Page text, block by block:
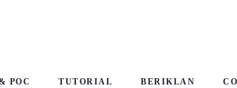
POC TUTORIAL BERIKLAN